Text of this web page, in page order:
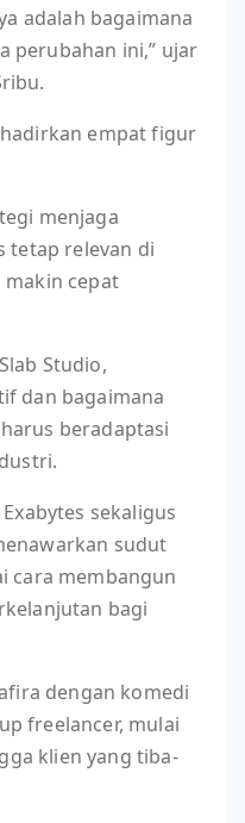
adalah bagaimana
perubahan ini,” ujar
empat figur
menjaga
tetap relevan di
cepat
Studio,
dan bagaimana
beradaptasi
sekaligus
sudut
cara membangun
bagi
dengan komedi
freelancer, mulai
klien yang tiba-